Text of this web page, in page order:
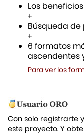
Los
+
Búsqueda de
+
6 formatos
ascendentes
Para ver los
Con solo registrarte
este proyecto. Y